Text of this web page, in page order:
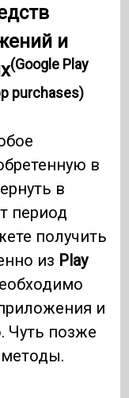
и
(Google Play
purchases)
в
в
период
получить
из Play
и
Чуть позже